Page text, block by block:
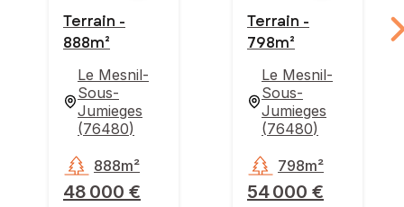
Terrain -
888m²
Le Mesnil-
Sous-
Jumieges
(76480)
48 000 €
888m²
Terrain -
798m²
Le Mesnil-
Sous-
Jumieges
(76480)
54 000 €
798m²